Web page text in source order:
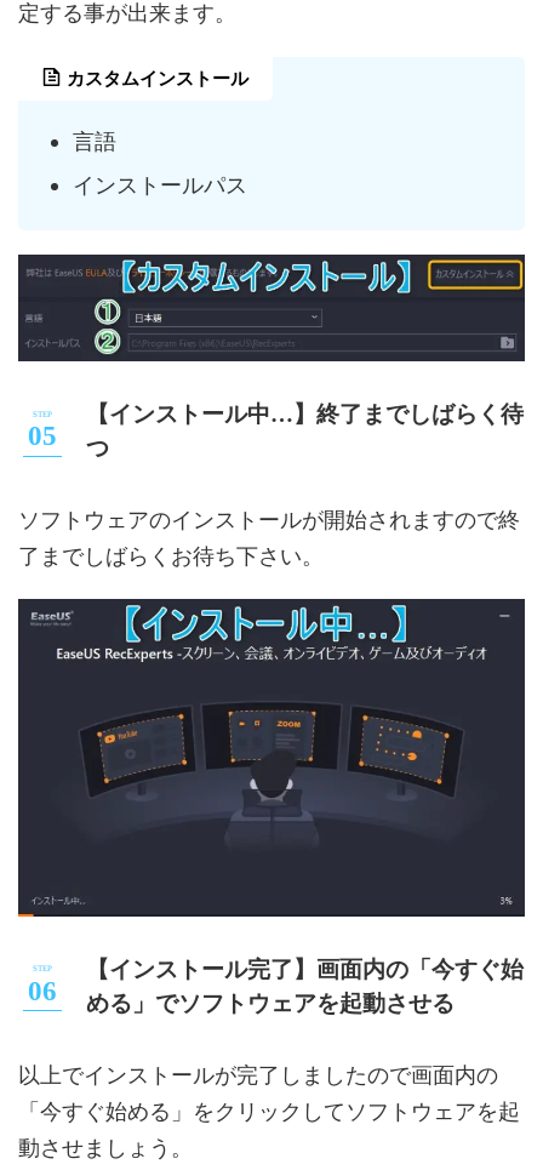
定する事が出来ます。
カスタムインストール
言語
インストールパス
【インストール中…】終了までしばらく待
つ
ソフトウェアのインストールが開始されますので終
了までしばらくお待ち下さい。
【インストール完了】画面内の「今すぐ始
める」でソフトウェアを起動させる
以上でインストールが完了しましたので画面内の
「今すぐ始める」をクリックしてソフトウェアを起
動させましょう。